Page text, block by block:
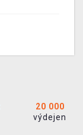
20 000
výdejen